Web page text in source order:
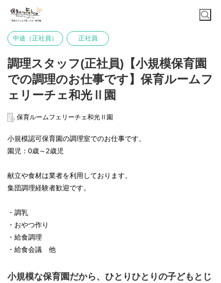
中途（正社員） 正社員
調理スタッフ(正社員)【小規模保育園
での調理のお仕事です】保育ルームフ
ェリーチェ和光Ⅱ園
保育ルームフェリーチェ和光Ⅱ園
小規模認可保育園の調理室でのお仕事です。
園児：0歳～2歳児
献立や食材は業者を利用しております。
集団調理経験者歓迎です。
・調乳
・おやつ作り
・給食調理
・給食会議 他
小規模な保育園だから、ひとりひとりの子どもとじ